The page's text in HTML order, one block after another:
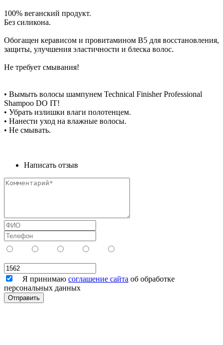
100% веганский продукт.
Без силикона.
Обогащен керависом и провитамином В5 для восстановления,
защиты, улучшения эластичности и блеска волос.
Не требует смывания!
• Вымыть волосы шампунем Technical Finisher Professional
Shampoo DO IT!
• Убрать излишки влаги полотенцем.
• Нанести уход на влажные волосы.
• Не смывать.
Написать отзыв
Я принимаю соглашение сайта об обработке
персональных данных